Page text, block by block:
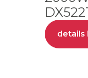
details